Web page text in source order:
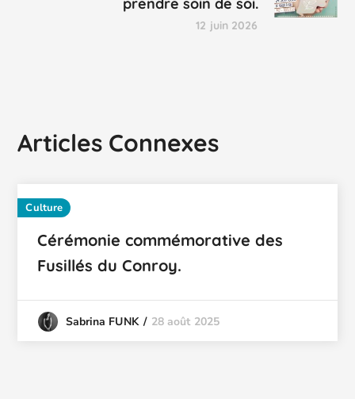
prendre soin de soi.
12 juin 2026
Articles Connexes
Culture
Cérémonie commémorative des
Fusillés du Conroy.
Sabrina FUNK 28 août 2025